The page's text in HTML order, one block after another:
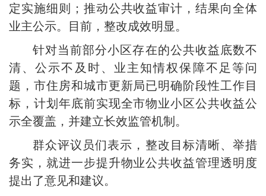
定实施细则；推动公共收益审计，结果向全体
业主公示。目前，整改成效明显。
针对当前部分小区存在的公共收益底数不
清、公示不及时、业主知情权保障不足等问
题，市住房和城市更新局已明确阶段性工作目
标，计划年底前实现全市物业小区公共收益公
示全覆盖，并建立长效监管机制。
群众评议员们表示，整改目标清晰、举措
务实，就进一步提升物业公共收益管理透明度
提出了意见和建议。